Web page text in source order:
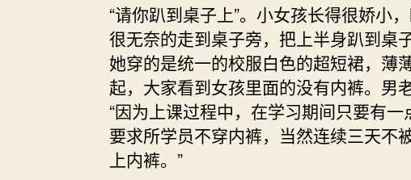
“请你趴到桌子上”。小女孩长得很娇小
很无奈的走到桌子旁，把上半身趴到桌
她穿的是统一的校服白色的超短裙，薄
起，大家看到女孩里面的没有内裤。男
“因为上课过程中，在学习期间只要有
要求所学员不穿内裤，当然连续三天不
上内裤。”